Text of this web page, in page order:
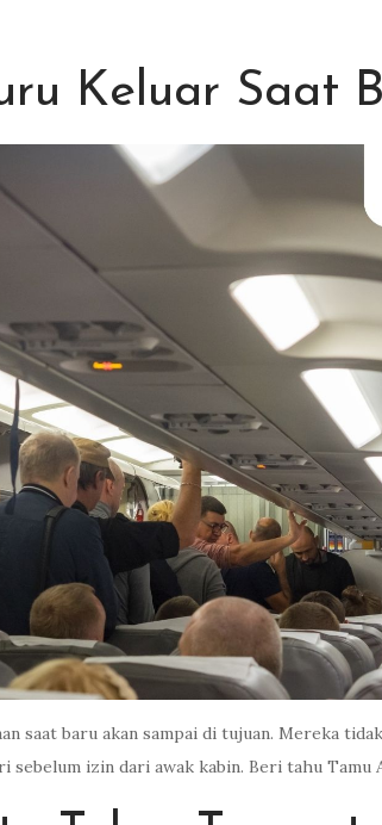
Keluar Saat
baru akan sampai di tujuan. Mereka
izin dari awak kabin. Beri tahu